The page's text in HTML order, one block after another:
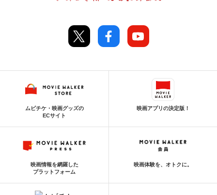
ムビチケ・映画グッズの
ECサイト
映画アプリの決定版！
映画情報を網羅した
プラットフォーム
映画体験を、オトクに。